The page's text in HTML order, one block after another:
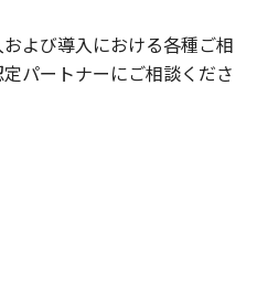
よび導入における各種ご相
パートナーにご相談くださ